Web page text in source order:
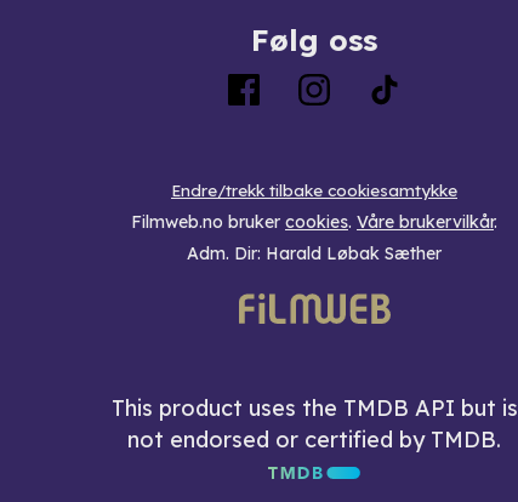
Følg oss
Endre/trekk tilbake cookiesamtykke
Filmweb.no bruker cookies. Våre brukervilkår.
Adm. Dir: Harald Løbak Sæther
This product uses the TMDB API but is
not endorsed or certified by TMDB.